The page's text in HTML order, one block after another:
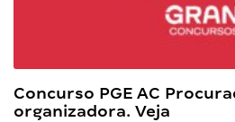
Concurso PGE AC
organizadora. Veja